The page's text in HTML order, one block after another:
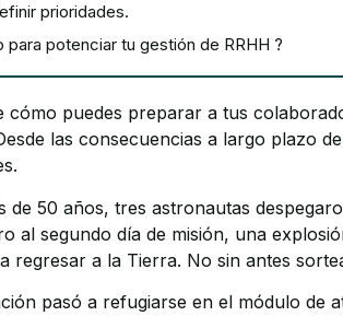
prioridades.
para potenciar tu gestión de RRHH ?
cómo puedes preparar a tus
las consecuencias a largo plazo
de 50 años, tres astronautas
al segundo día de misión, una
regresar a la Tierra. No sin antes
pasó a refugiarse en el módulo de